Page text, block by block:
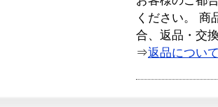
ください。 商
合、返品・交
⇒返品につい